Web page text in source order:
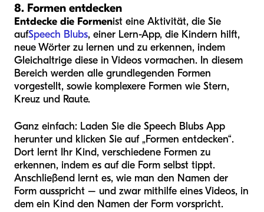
8. Formen entdecken
Entdecke die Formenist eine Aktivität, die Sie
aufSpeech Blubs, einer Lern-App, die Kindern hilft,
neue Wörter zu lernen und zu erkennen, indem
Gleichaltrige diese in Videos vormachen. In diesem
Bereich werden alle grundlegenden Formen
vorgestellt, sowie komplexere Formen wie Stern,
Kreuz und Raute.
Ganz einfach: Laden Sie die Speech Blubs App
herunter und klicken Sie auf „Formen entdecken“.
Dort lernt Ihr Kind, verschiedene Formen zu
erkennen, indem es auf die Form selbst tippt.
Anschließend lernt es, wie man den Namen der
Form ausspricht – und zwar mithilfe eines Videos, in
dem ein Kind den Namen der Form vorspricht.